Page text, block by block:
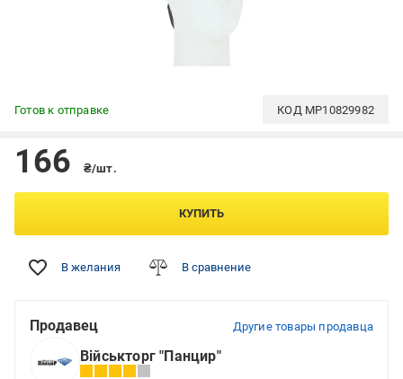
Готов к отправке КОД MP10829982
166 ₴/шт.
КУПИТЬ
В желания В сравнение
Продавец Другие товары продавца
Військторг "Панцир"